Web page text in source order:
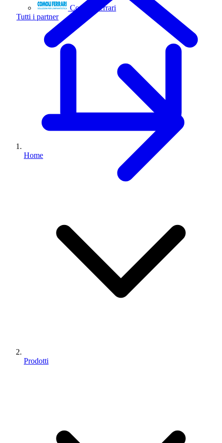
Comoli Ferrari
Tutti i partner
Home
Prodotti